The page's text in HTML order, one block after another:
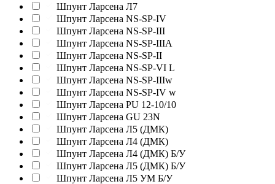
Шпунт Ларсена Л7
Шпунт Ларсена NS-SP-IV
Шпунт Ларсена NS-SP-III
Шпунт Ларсена NS-SP-IIIA
Шпунт Ларсена NS-SP-II
Шпунт Ларсена NS-SP-VI L
Шпунт Ларсена NS-SP-IIIw
Шпунт Ларсена NS-SP-IV w
Шпунт Ларсена PU 12-10/10
Шпунт Ларсена GU 23N
Шпунт Ларсена Л5 (ДМК)
Шпунт Ларсена Л4 (ДМК)
Шпунт Ларсена Л4 (ДМК) Б/У
Шпунт Ларсена Л5 (ДМК) Б/У
Шпунт Ларсена Л5 УМ Б/У